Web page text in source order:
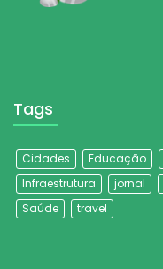
Tags
Cidades Educação
Infraestrutura
jornal
Saúde
travel